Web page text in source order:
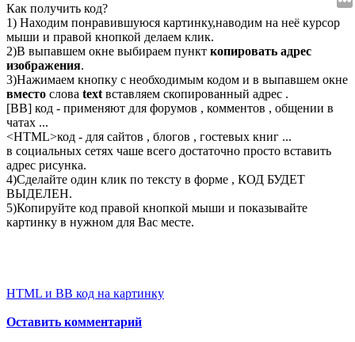
Как получить код?
1) Находим понравившуюся картинку,наводим на неё курсор
мыши и правой кнопкой делаем клик.
2)В выпавшем окне выбираем пункт копировать адрес
изображения.
3)Нажимаем кнопку с необходимым кодом и в выпавшем окне
вместо слова text вставляем скопированный адрес .
[BB] код - применяют для форумов , комментов , общении в
чатах ...
<HTML>код - для сайтов , блогов , гостевых книг ...
в социальных сетях чаше всего достаточно просто вставить
адрес рисунка.
4)Сделайте один клик по тексту в форме , КОД БУДЕТ
ВЫДЕЛЕН.
5)Копируйте код правой кнопкой мыши и показывайте
картинку в нужном для Вас месте.
HTML и BB код на картинку
Оставить комментарий